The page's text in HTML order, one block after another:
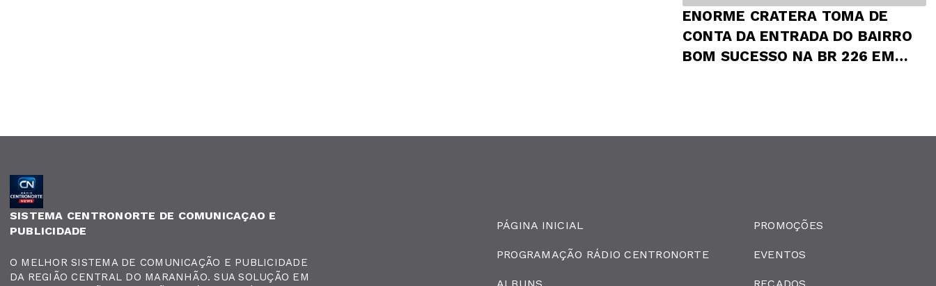
ENORME CRATERA TOMA DE
CONTA DA ENTRADA DO BAIRRO
BOM SUCESSO NA BR 226 EM
SISTEMA CENTRONORTE DE COMUNICAÇAO E
PUBLICIDADE
O MELHOR SISTEMA DE COMUNICAÇÃO E PUBLICIDADE
DA REGIÃO CENTRAL DO MARANHÃO. SUA SOLUÇÃO EM
PÁGINA INICIAL
PROGRAMAÇÃO RÁDIO CENTRONORTE
PROMOÇÕES
EVENTOS